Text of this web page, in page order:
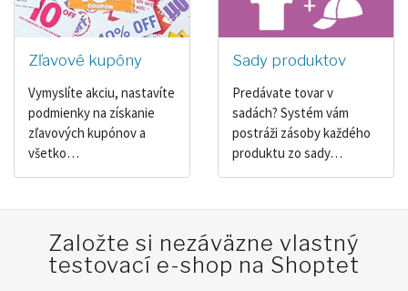
Zľavové kupóny
Vymyslíte akciu, nastavíte
podmienky na získanie
zľavových kupónov a
všetko…
Sady produktov
Predávate tovar v
sadách? Systém vám
postráži zásoby každého
produktu zo sady…
Založte si nezáväzne vlastný
testovací e-shop na Shoptet